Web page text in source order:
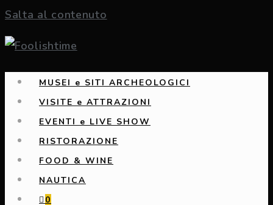
Salta al contenuto
MUSEI e SITI ARCHEOLOGICI
VISITE e ATTRAZIONI
EVENTI e LIVE SHOW
RISTORAZIONE
FOOD & WINE
NAUTICA
0